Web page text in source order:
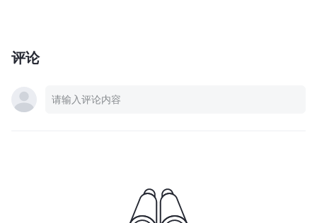
评论